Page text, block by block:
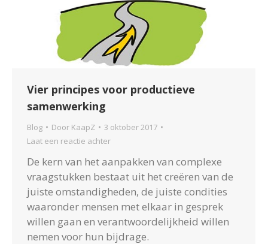
Vier principes voor productieve
samenwerking
Blog Door KaapZ
3 oktober 2017
Laat een reactie achter
De kern van het aanpakken van complexe
vraagstukken bestaat uit het creëren van de
juiste omstandigheden, de juiste condities
waaronder mensen met elkaar in gesprek
willen gaan en verantwoordelijkheid willen
nemen voor hun bijdrage.